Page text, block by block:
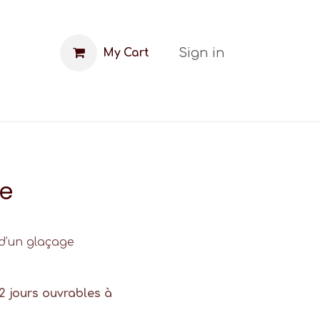
My Cart Sign in
glaçage
jours ouvrables à